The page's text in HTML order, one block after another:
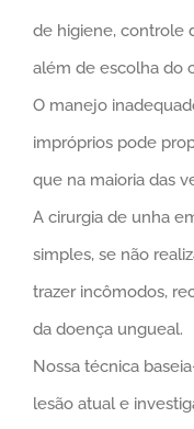
de higiene, controle
além de escolha do
O manejo
impróprios pode
que na maioria das
A cirurgia de unha
simples, se não
trazer incômodos,
da doença ungueal.
Nossa técnica
lesão atual e